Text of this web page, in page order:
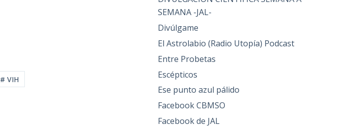
# VIH
SEMANA -JAL-
Divúlgame
El Astrolabio (Radio Utopía) Podcast
Entre Probetas
Escépticos
Ese punto azul pálido
Facebook CBMSO
Facebook de JAL